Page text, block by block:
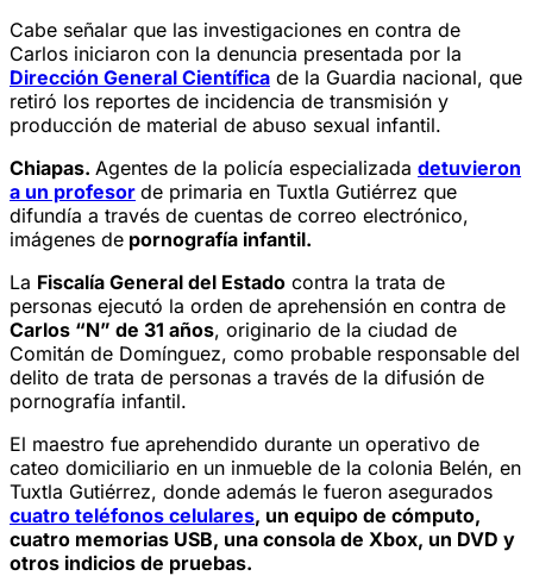
Cabe señalar que las investigaciones en contra de
Carlos iniciaron con la denuncia presentada por la
Dirección General Científica de la Guardia nacional, que
retiró los reportes de incidencia de transmisión y
producción de material de abuso sexual infantil.
Chiapas. Agentes de la policía especializada detuvieron
a un profesor de primaria en Tuxtla Gutiérrez que
difundía a través de cuentas de correo electrónico,
imágenes de pornografía infantil.
La Fiscalía General del Estado contra la trata de
personas ejecutó la orden de aprehensión en contra de
Carlos “N” de 31 años, originario de la ciudad de
Comitán de Domínguez, como probable responsable del
delito de trata de personas a través de la difusión de
pornografía infantil.
El maestro fue aprehendido durante un operativo de
cateo domiciliario en un inmueble de la colonia Belén, en
Tuxtla Gutiérrez, donde además le fueron asegurados
cuatro teléfonos celulares, un equipo de cómputo,
cuatro memorias USB, una consola de Xbox, un DVD y
otros indicios de pruebas.